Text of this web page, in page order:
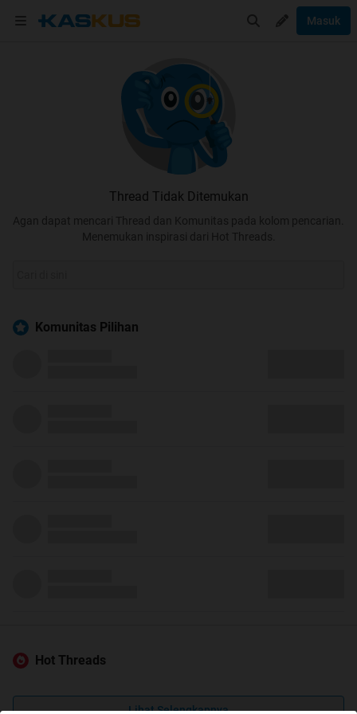
Masuk
Thread Tidak Ditemukan
Agan dapat mencari Thread dan Komunitas pada kolom pencarian.
Menemukan inspirasi dari Hot Threads.
Komunitas Pilihan
Hot Threads
Lihat Selengkapnya